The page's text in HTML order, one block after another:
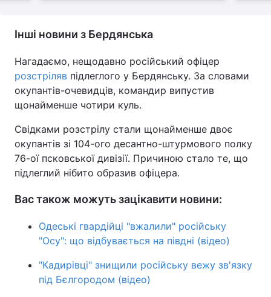
Інші новини з Бердянська
Нагадаємо, нещодавно російський офіцер
розстріляв підлеглого у Бердянську. За словами
окупантів-очевидців, командир випустив
щонайменше чотири куль.
Свідками розстрілу стали щонайменше двоє
окупантів зі 104-ого десантно-штурмового полку
76-ої псковської дивізії. Причиною стало те, що
підлеглий нібито образив офіцера.
Вас також можуть зацікавити новини:
Одеські гвардійці "вжалили" російську
"Осу": що відбувається на півдні (відео)
"Кадирівці" знищили російську вежу зв'язку
під Бєлгородом (відео)